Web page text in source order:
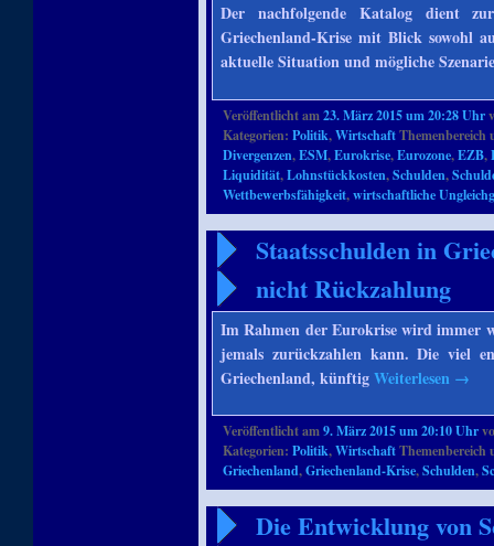
Der nachfolgende Katalog dient
Griechenland-Krise mit Blick sowohl
aktuelle Situation und mögliche
Veröffentlicht am23. März 2015 um 20:28 Uhr
Kategorien:Politik,Wirtschaft
Divergenzen,ESM,Eurokrise,Eurozone,EZB,
Liquidität,Lohnstückkosten,Schulden,
Wettbewerbsfähigkeit,wirtschaftliche
Staatsschulden in
nicht Rückzahlung
Im Rahmen der Eurokrise wird immer
jemals zurückzahlen kann. Die viel
Griechenland, künftigWeiterlesen →
Veröffentlicht am9. März 2015 um 20:10 Uhr
Kategorien:Politik,Wirtschaft
Griechenland,Griechenland-Krise,Schulden,
Die Entwicklung von